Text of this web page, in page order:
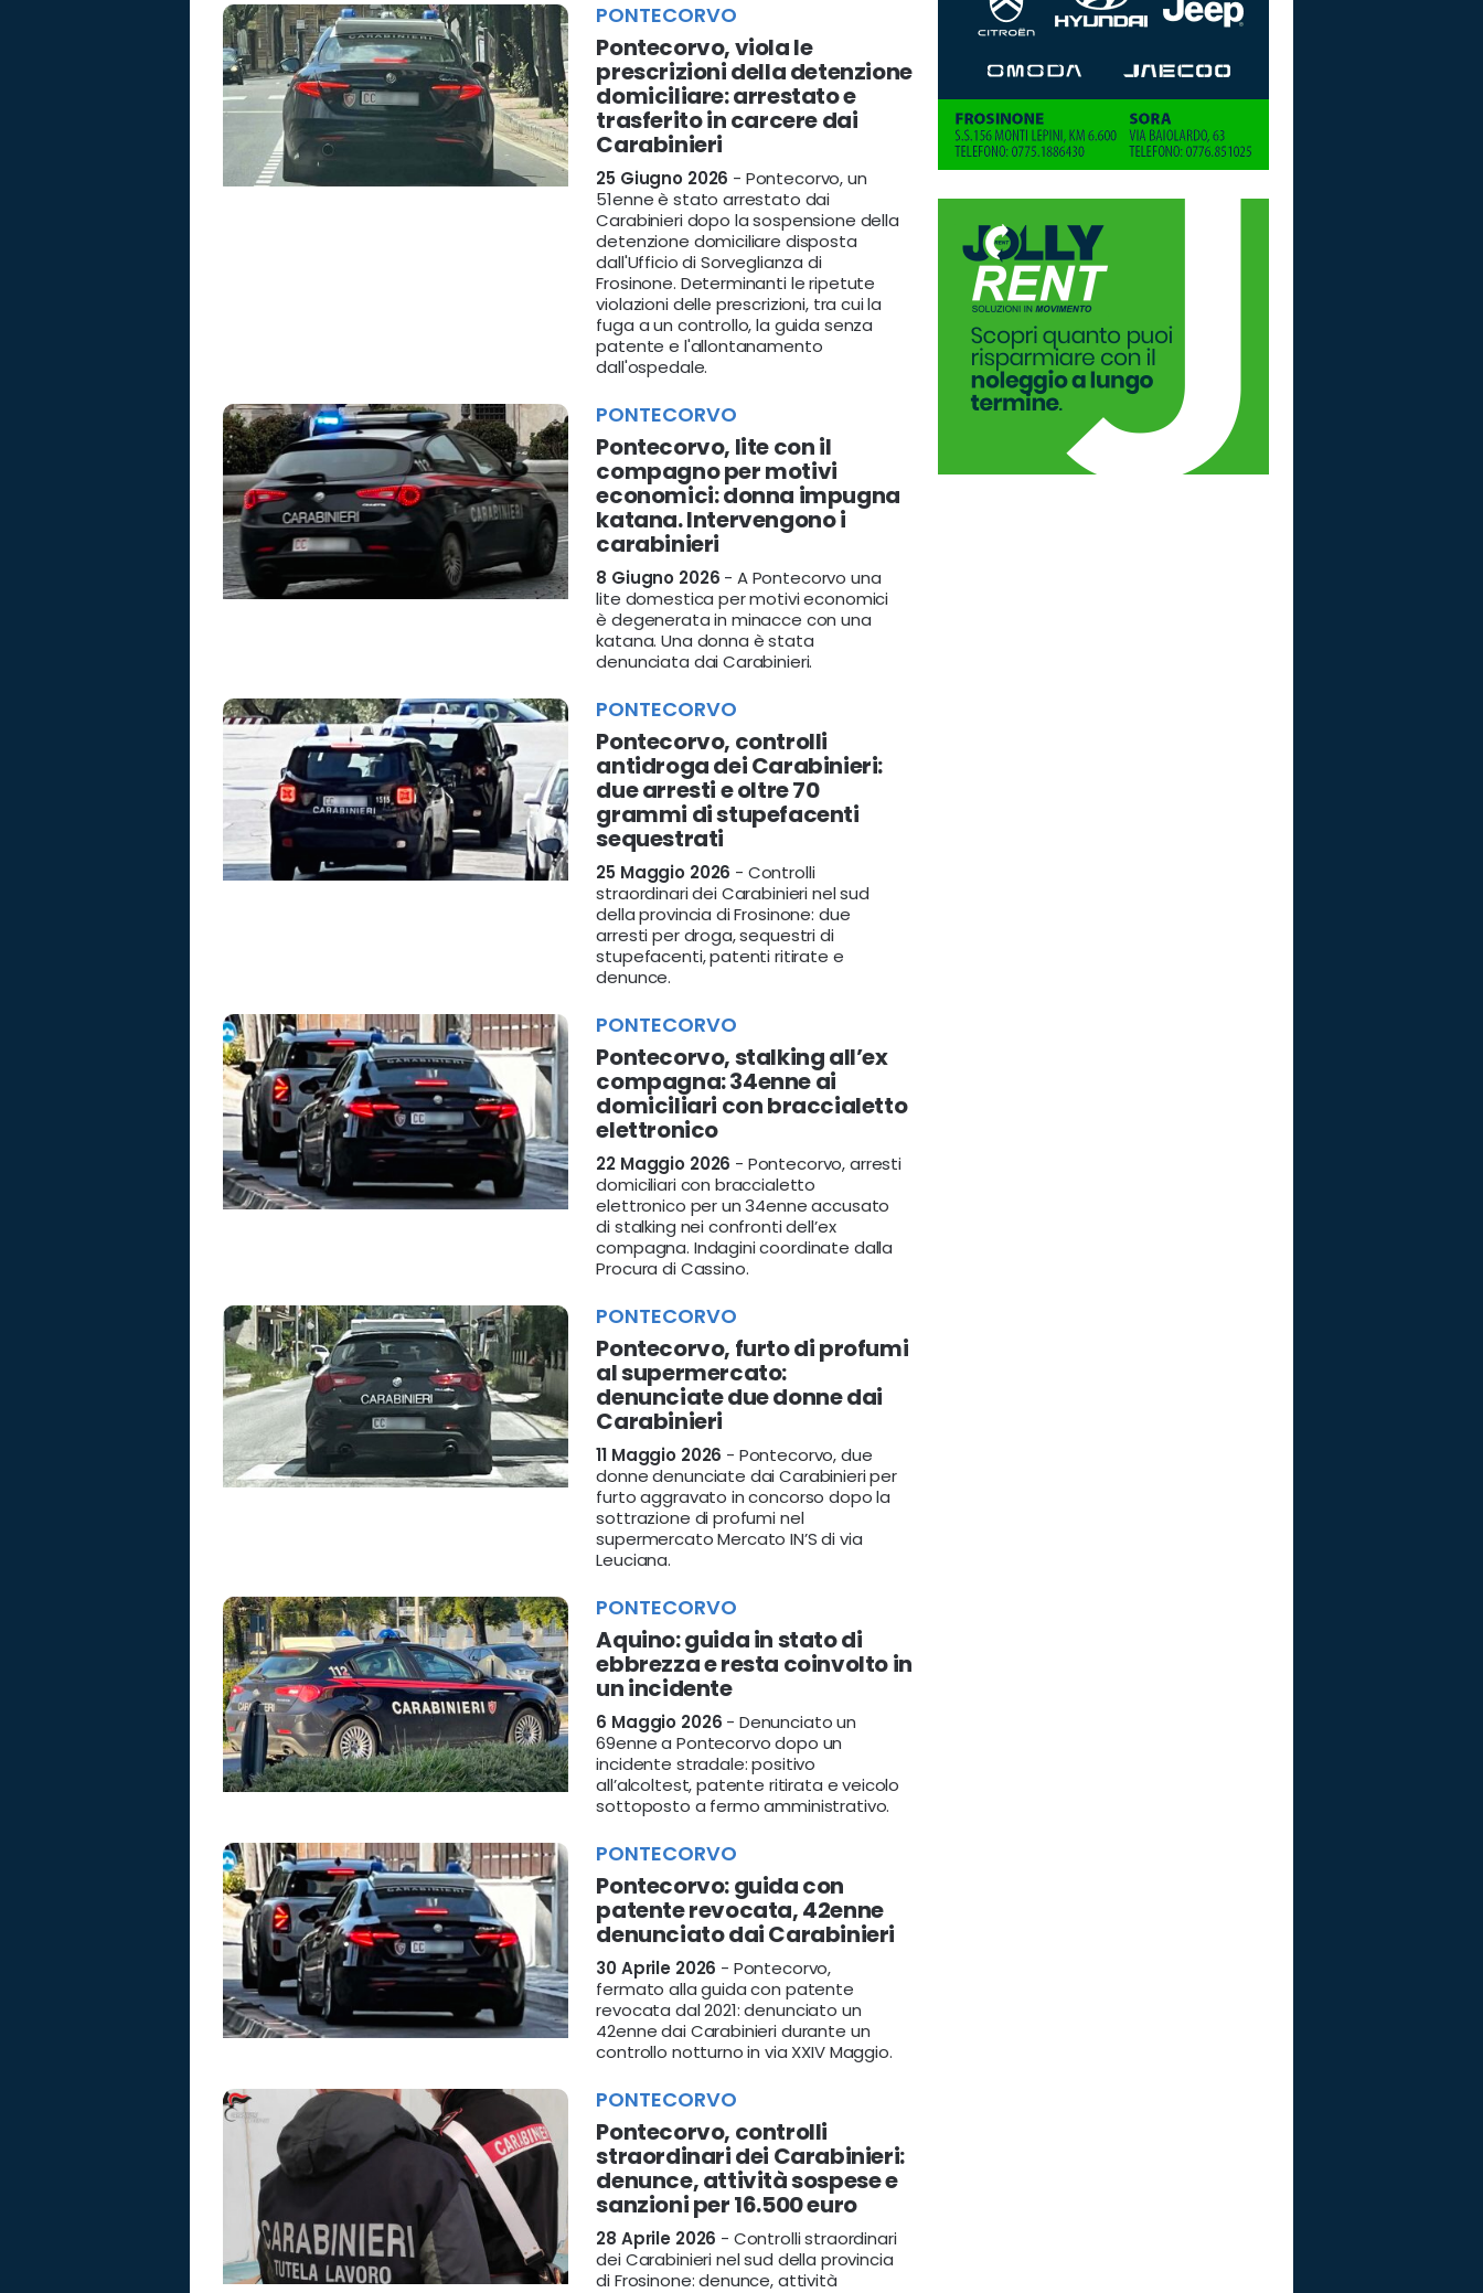
PONTECORVO
Pontecorvo, viola le
prescrizioni della detenzione
domiciliare: arrestato e
trasferito in carcere dai
Carabinieri
25 Giugno 2026 - Pontecorvo, un
51enne è stato arrestato dai
Carabinieri dopo la sospensione della
detenzione domiciliare disposta
dall'Ufficio di Sorveglianza di
Frosinone. Determinanti le ripetute
violazioni delle prescrizioni, tra cui la
fuga a un controllo, la guida senza
patente e l'allontanamento
dall'ospedale.
PONTECORVO
Pontecorvo, lite con il
compagno per motivi
economici: donna impugna
katana. Intervengono i
carabinieri
8 Giugno 2026 - A Pontecorvo una
lite domestica per motivi economici
è degenerata in minacce con una
katana. Una donna è stata
denunciata dai Carabinieri.
PONTECORVO
Pontecorvo, controlli
antidroga dei Carabinieri:
due arresti e oltre 70
grammi di stupefacenti
sequestrati
25 Maggio 2026 - Controlli
straordinari dei Carabinieri nel sud
della provincia di Frosinone: due
arresti per droga, sequestri di
stupefacenti, patenti ritirate e
denunce.
PONTECORVO
Pontecorvo, stalking all’ex
compagna: 34enne ai
domiciliari con braccialetto
elettronico
22 Maggio 2026 - Pontecorvo, arresti
domiciliari con braccialetto
elettronico per un 34enne accusato
di stalking nei confronti dell’ex
compagna. Indagini coordinate dalla
Procura di Cassino.
PONTECORVO
Pontecorvo, furto di profumi
al supermercato:
denunciate due donne dai
Carabinieri
11 Maggio 2026 - Pontecorvo, due
donne denunciate dai Carabinieri per
furto aggravato in concorso dopo la
sottrazione di profumi nel
supermercato Mercato IN’S di via
Leuciana.
PONTECORVO
Aquino: guida in stato di
ebbrezza e resta coinvolto in
un incidente
6 Maggio 2026 - Denunciato un
69enne a Pontecorvo dopo un
incidente stradale: positivo
all’alcoltest, patente ritirata e veicolo
sottoposto a fermo amministrativo.
PONTECORVO
Pontecorvo: guida con
patente revocata, 42enne
denunciato dai Carabinieri
30 Aprile 2026 - Pontecorvo,
fermato alla guida con patente
revocata dal 2021: denunciato un
42enne dai Carabinieri durante un
controllo notturno in via XXIV Maggio.
PONTECORVO
Pontecorvo, controlli
straordinari dei Carabinieri:
denunce, attività sospese e
sanzioni per 16.500 euro
28 Aprile 2026 - Controlli straordinari
dei Carabinieri nel sud della provincia
di Frosinone: denunce, attività